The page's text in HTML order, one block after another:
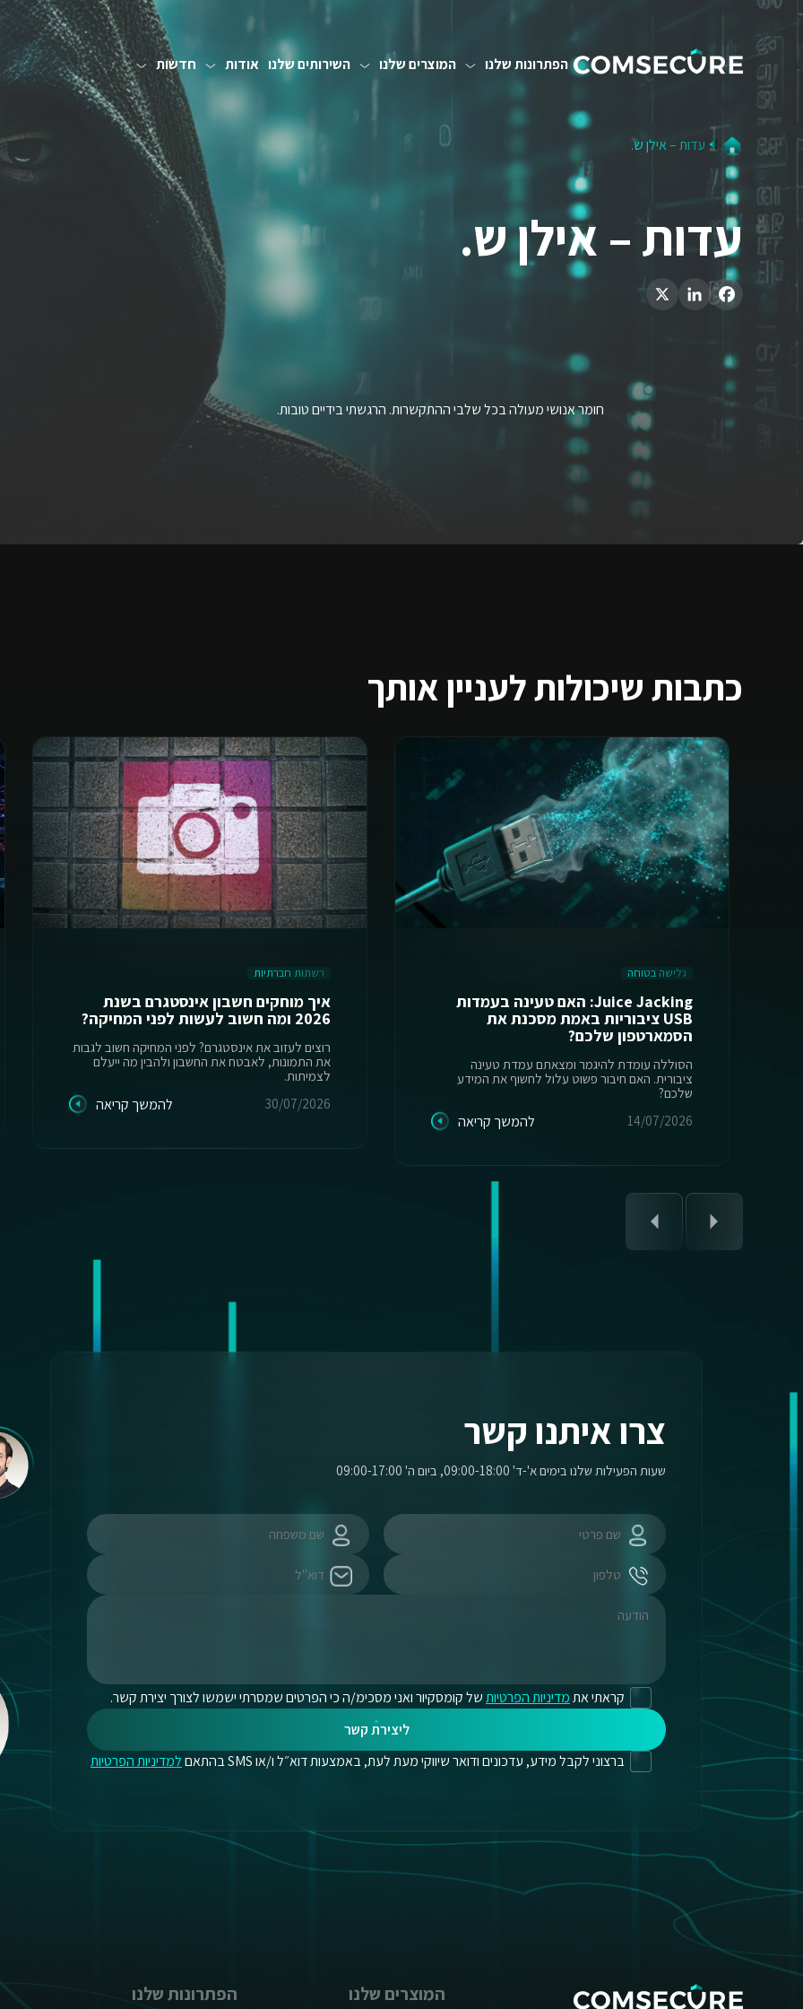
הפתרונות שלנו המוצרים שלנו השירותים שלנו אודות חדשות
עדות – אילן ש.
עדות – אילן ש.
Facebook
LinkedIn
X
חומר אנושי מעולה בכל שלבי ההתקשרות. הרגשתי בידיים טובות.
כתבות שיכולות לעניין אותך
גלישה בטוחה
Juice Jacking: האם טעינה בעמדות
USB ציבוריות באמת מסכנת את
הסמארטפון שלכם?
הסוללה עומדת להיגמר ומצאתם עמדת טעינה
ציבורית. האם חיבור פשוט עלול לחשוף את המידע
שלכם?
14/07/2026
להמשך קריאה
רשתות חברתיות
איך מוחקים חשבון אינסטגרם בשנת
2026 ומה חשוב לעשות לפני המחיקה?
רוצים לעזוב את אינסטגרם? לפני המחיקה חשוב לגבות
את התמונות, לאבטח את החשבון ולהבין מה ייעלם
לצמיתות.
30/07/2026
להמשך קריאה
צרו איתנו קשר
שעות הפעילות שלנו בימים א'-ד' 09:00-18:00, ביום ה' 09:00-17:00
קראתי אתמדיניות הפרטיותשל קומסקיור ואני מסכימ/ה כי הפרטים שמסרתי ישמשו לצורך יצירת קשר.
ליצירת קשר
ברצוני לקבל מידע, עדכונים ודואר שיווקי מעת לעת, באמצעות דוא״ל ו/או SMS בהתאם
למדיניות הפרטיות
המוצרים שלנו הפתרונות שלנו